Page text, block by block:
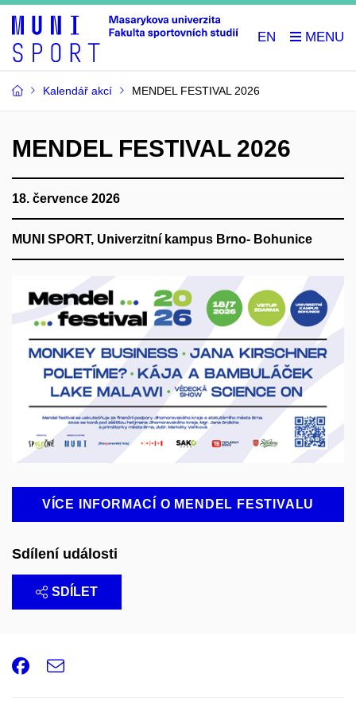
EN
Kalendář akcí MENDEL FESTIVAL 2026
MENDEL FESTIVAL 2026
18. července 2026
MUNI SPORT, Univerzitní kampus Brno- Bohunice
VÍCE INFORMACÍ O MENDEL FESTIVALU
Sdílení události
SDÍLET
Facebook
e-